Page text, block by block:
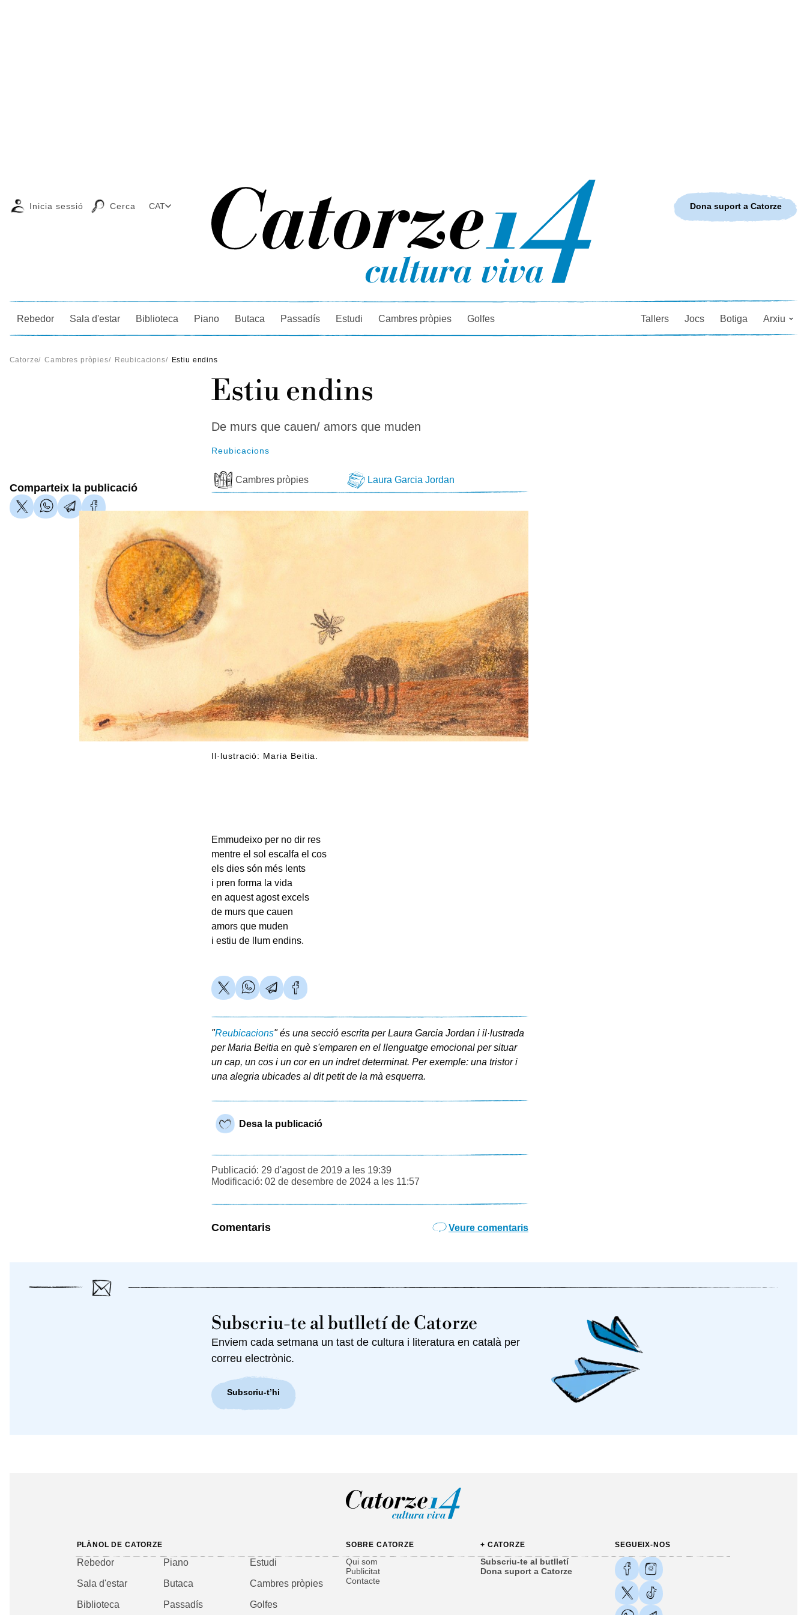
Cercador
Inicia sessió Cerca CAT
Rebedor Sala d'estar Biblioteca Piano Butaca Passadís Estudi Cambres pròpies Golfes Tallers Jocs Botiga Arxiu
Dona suport a Catorze
Catorze/ Cambres pròpies/ Reubicacions/ Estiu endins
Estiu endins
De murs que cauen/ amors que muden
Reubicacions
Cambres pròpies Laura Garcia Jordan
Comparteix la publicació
Il·lustració: Maria Beitia.
Emmudeixo per no dir res
mentre el sol escalfa el cos
els dies són més lents
i pren forma la vida
en aquest agost excels
de murs que cauen
amors que muden
i estiu de llum endins.
"Reubicacions" és una secció escrita per Laura Garcia Jordan i il·lustrada
per Maria Beitia en què s'emparen en el llenguatge emocional per situar
un cap, un cos i un cor en un indret determinat. Per exemple: una tristor i
una alegria ubicades al dit petit de la mà esquerra.
Desa la publicació
Publicació: 29 d'agost de 2019 a les 19:39
Modificació: 02 de desembre de 2024 a les 11:57
Comentaris Veure comentaris
Subscriu-te al butlletí de Catorze
Enviem cada setmana un tast de cultura i literatura en català per
correu electrònic.
Subscriu-t’hi
PLÀNOL DE CATORZE
Rebedor
Sala d'estar
Biblioteca
Piano
Butaca
Passadís
Estudi
Cambres pròpies
Golfes
SOBRE CATORZE
Qui som
Publicitat
Contacte
+ CATORZE
Subscriu-te al butlletí
Dona suport a Catorze
SEGUEIX-NOS